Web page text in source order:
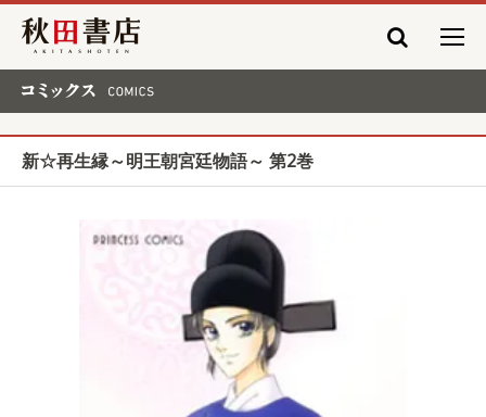
秋田書店
新☆再生縁～明王朝宮廷物語～ 第2巻